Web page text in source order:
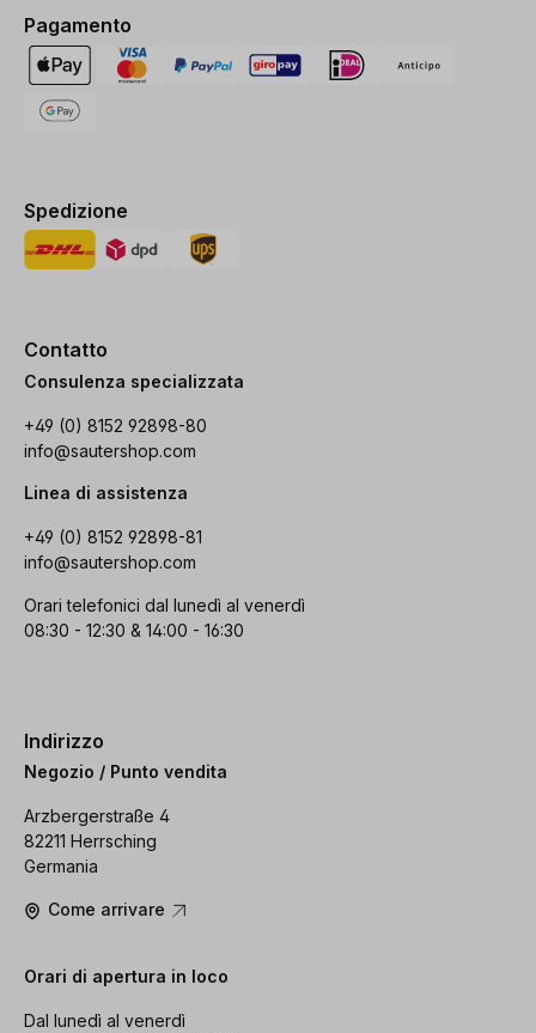
Pagamento
Spedizione
Contatto
Consulenza specializzata
+49 (0) 8152 92898-80
info@sautershop.com
Linea di assistenza
+49 (0) 8152 92898-81
info@sautershop.com
Orari telefonici dal lunedì al venerdì
08:30 - 12:30 & 14:00 - 16:30
Indirizzo
Negozio / Punto vendita
Arzbergerstraße 4
82211 Herrsching
Germania
Come arrivare
Orari di apertura in loco
Dal lunedì al venerdì